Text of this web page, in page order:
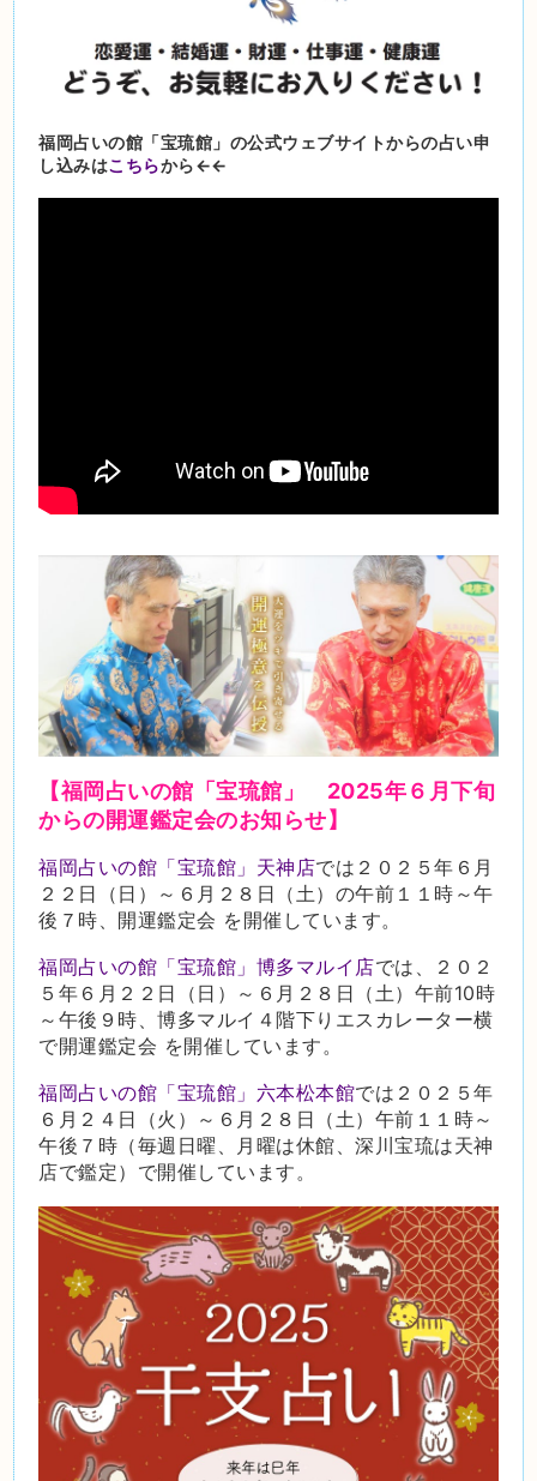
福岡占いの館「宝琉館」の公式ウェブサイトからの占い申
し込みはこちらから←←
【福岡占いの館「宝琉館」 2025年６月下旬
からの開運鑑定会のお知らせ】
福岡占いの館「宝琉館」天神店では２０２５年６月
２２日（日）～６月２８日（土）の午前１１時～午
後７時、開運鑑定会 を開催しています。
福岡占いの館「宝琉館」博多マルイ店では、２０２
５年６月２２日（日）～６月２８日（土）午前10時
～午後９時、博多マルイ４階下りエスカレーター横
で開運鑑定会 を開催しています。
福岡占いの館「宝琉館」六本松本館では２０２５年
６月２４日（火）～６月２８日（土）午前１１時～
午後７時（毎週日曜、月曜は休館、深川宝琉は天神
店で鑑定）で開催しています。